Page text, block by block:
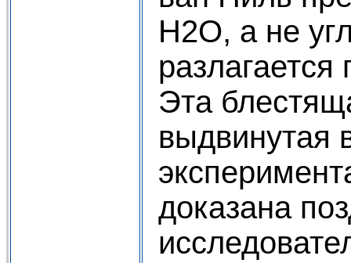
Н2О, а не
Эта
выдвинутая
доказана